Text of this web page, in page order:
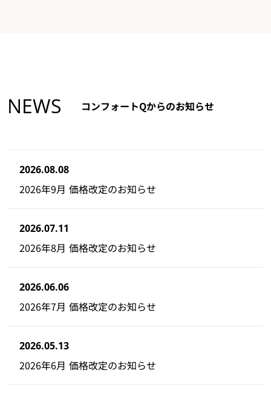
NEWS コンフォートQからのお知らせ
2026.08.08
2026年9月 価格改定のお知らせ
2026.07.11
2026年8月 価格改定のお知らせ
2026.06.06
2026年7月 価格改定のお知らせ
2026.05.13
2026年6月 価格改定のお知らせ